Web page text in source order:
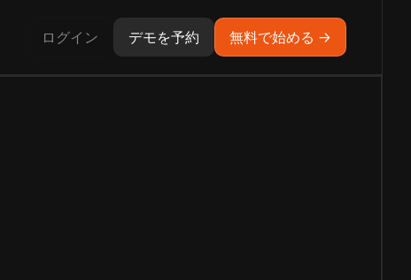
ログイン デモを予約 無料で始める →